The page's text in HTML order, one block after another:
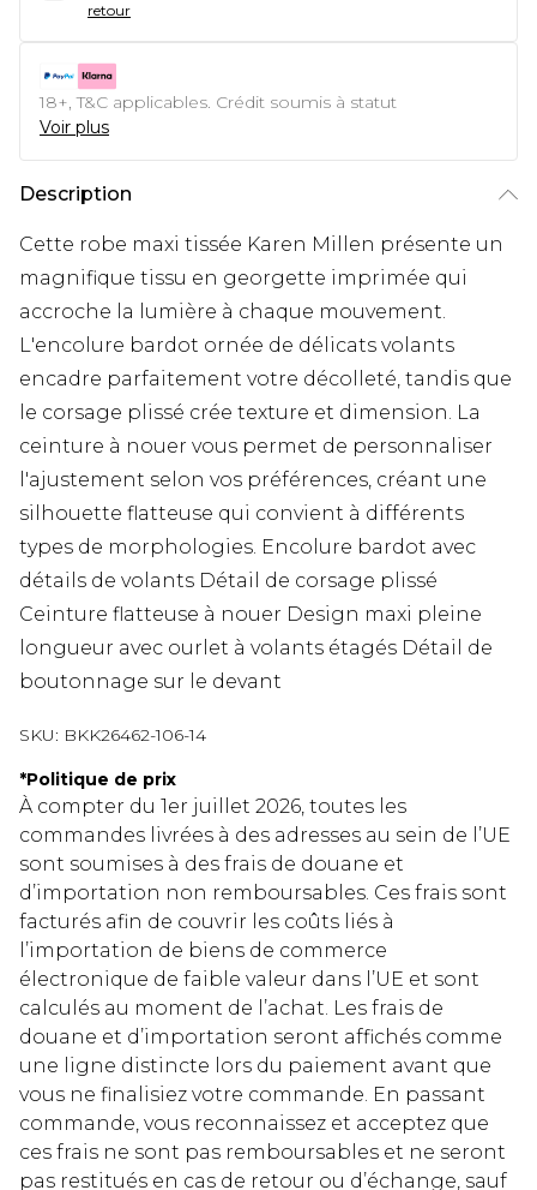
retour
18+, T&C applicables. Crédit soumis à statut
Voir plus
Description
Cette robe maxi tissée Karen Millen présente un
magnifique tissu en georgette imprimée qui
accroche la lumière à chaque mouvement.
L'encolure bardot ornée de délicats volants
encadre parfaitement votre décolleté, tandis que
le corsage plissé crée texture et dimension. La
ceinture à nouer vous permet de personnaliser
l'ajustement selon vos préférences, créant une
silhouette flatteuse qui convient à différents
types de morphologies. Encolure bardot avec
détails de volants Détail de corsage plissé
Ceinture flatteuse à nouer Design maxi pleine
longueur avec ourlet à volants étagés Détail de
boutonnage sur le devant
SKU: BKK26462-106-14
*Politique de prix
À compter du 1er juillet 2026, toutes les
commandes livrées à des adresses au sein de l’UE
sont soumises à des frais de douane et
d’importation non remboursables. Ces frais sont
facturés afin de couvrir les coûts liés à
l’importation de biens de commerce
électronique de faible valeur dans l’UE et sont
calculés au moment de l’achat. Les frais de
douane et d’importation seront affichés comme
une ligne distincte lors du paiement avant que
vous ne finalisiez votre commande. En passant
commande, vous reconnaissez et acceptez que
ces frais ne sont pas remboursables et ne seront
pas restitués en cas de retour ou d’échange, sauf